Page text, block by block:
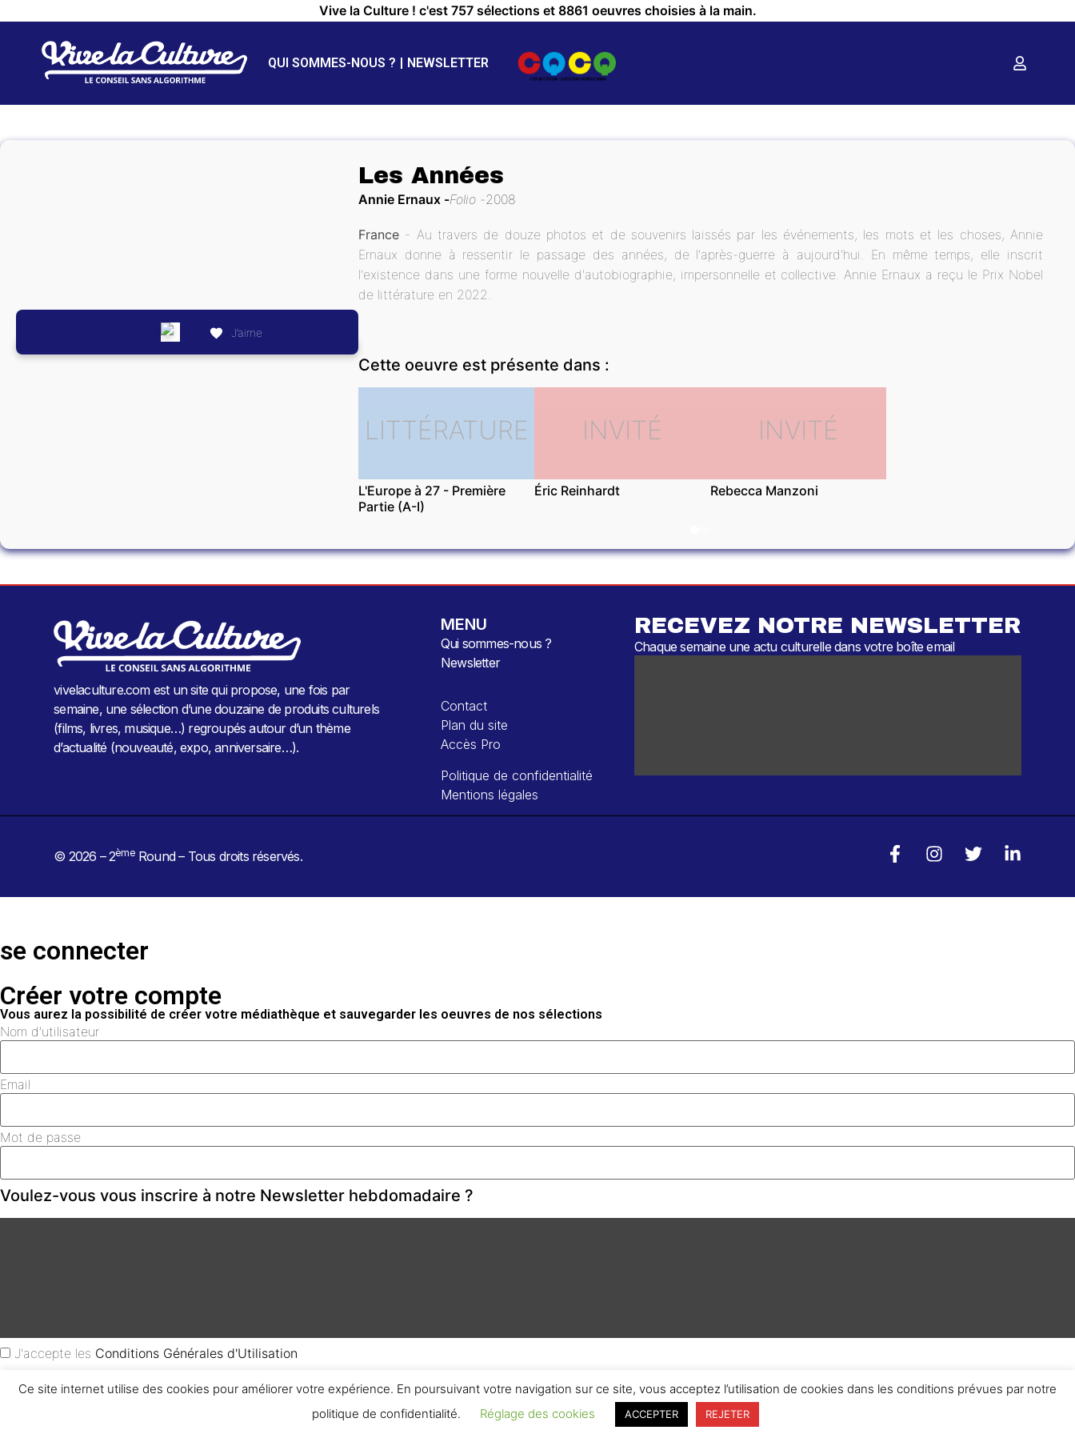
Vive la Culture ! c'est 757 sélections et 8861 oeuvres choisies à la main.
QUI SOMMES-NOUS ? NEWSLETTER
J’aime
Les Années
Annie Ernaux Folio 2008
France - Au travers de douze photos et de souvenirs laissés par les événements, les mots et les choses, Annie
Ernaux donne à ressentir le passage des années, de l'après-guerre à aujourd'hui. En même temps, elle inscrit
l'existence dans une forme nouvelle d'autobiographie, impersonnelle et collective. Annie Ernaux a reçu le Prix Nobel
de littérature en 2022.
Cette oeuvre est présente dans :
LITTÉRATURE
L'Europe à 27 - Première
Partie (A-I)
INVITÉ
Éric Reinhardt
INVITÉ
Rebecca Manzoni
vivelaculture.com est un site qui propose, une fois par
semaine, une sélection d’une douzaine de produits culturels
(films, livres, musique…) regroupés autour d’un thème
d’actualité (nouveauté, expo, anniversaire…).
MENU
Qui sommes-nous ?
Newsletter
Contact
Plan du site
Accès Pro
Politique de confidentialité
Mentions légales
RECEVEZ NOTRE NEWSLETTER
Chaque semaine une actu culturelle dans votre boîte email
© 2026 – 2èmeRound – Tous droits réservés.
Ce site internet utilise des cookies pour améliorer votre expérience. En poursuivant votre navigation sur ce site, vous acceptez l’utilisation de cookies dans les conditions prévues par notre
politique de confidentialité.
Réglage des cookies ACCEPTER REJETER
se connecter
Créer votre compte
Vous aurez la possibilité de créer votre médiathèque et sauvegarder les oeuvres de nos sélections
Nom d'utilisateur
Email
Mot de passe
Voulez-vous vous inscrire à notre Newsletter hebdomadaire ?
J'accepte les Conditions Générales d'Utilisation
Créer un Compte